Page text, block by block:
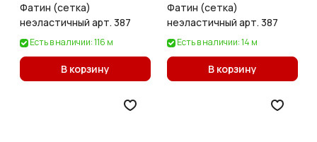
Фатин (сетка)
неэластичный арт. 387
Есть в наличии: 116 м
В корзину
Фатин (сетка)
неэластичный арт. 387
Есть в наличии: 14 м
В корзину